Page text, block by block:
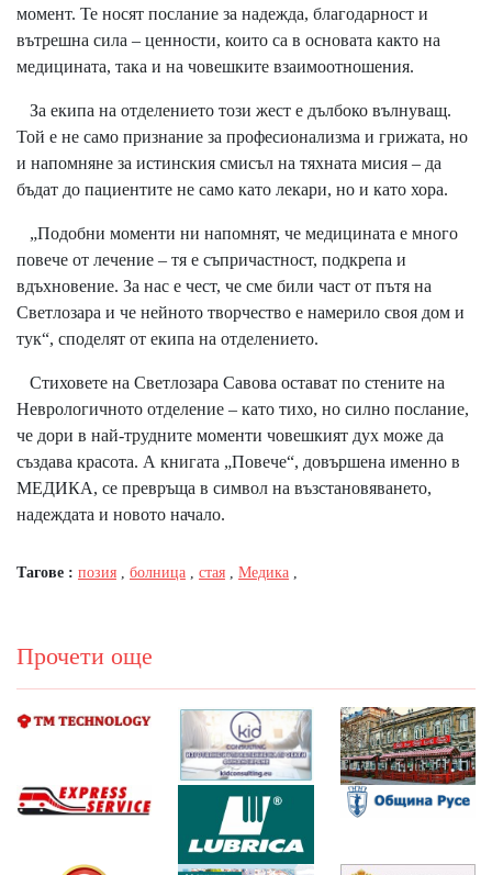
момент. Те носят послание за надежда, благодарност и
вътрешна сила – ценности, които са в основата както на
медицината, така и на човешките взаимоотношения.
За екипа на отделението този жест е дълбоко вълнуващ.
Той е не само признание за професионализма и грижата, но
и напомняне за истинския смисъл на тяхната мисия – да
бъдат до пациентите не само като лекари, но и като хора.
„Подобни моменти ни напомнят, че медицината е много
повече от лечение – тя е съпричастност, подкрепа и
вдъхновение. За нас е чест, че сме били част от пътя на
Светлозара и че нейното творчество е намерило своя дом и
тук“, споделят от екипа на отделението.
Стиховете на Светлозара Савова остават по стените на
Неврологичното отделение – като тихо, но силно послание,
че дори в най-трудните моменти човешкият дух може да
създава красота. А книгата „Повече“, довършена именно в
МЕДИКА, се превръща в символ на възстановяването,
надеждата и новото начало.
Тагове : позия болница стая Медика
Прочети още